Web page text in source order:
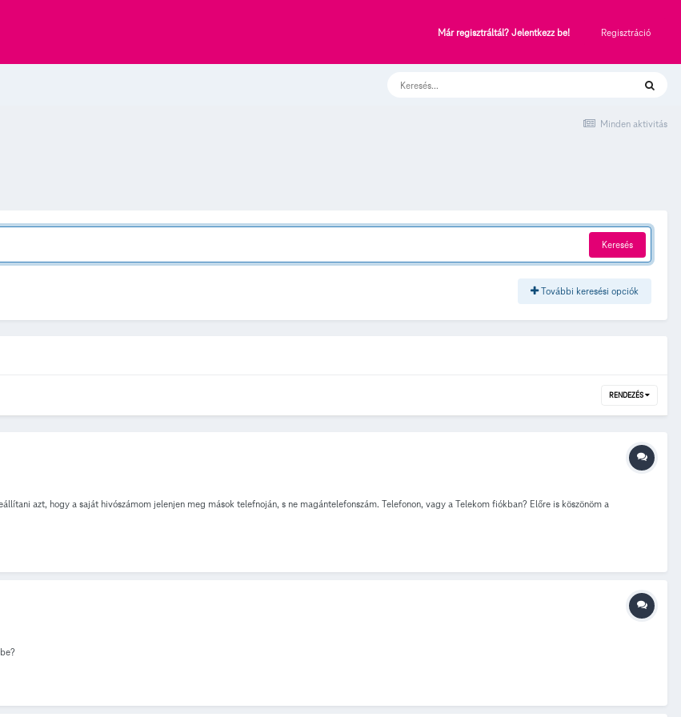
Már regisztráltál? Jelentkezz be! Regisztráció
Minden aktivitás
Keresés
További keresési opciók
RENDEZÉS
azt, hogy a saját hivószámom jelenjen meg mások telefnoján, s ne magántelefonszám. Telefonon, vagy a Telekom fiókban? Előre is köszönöm a